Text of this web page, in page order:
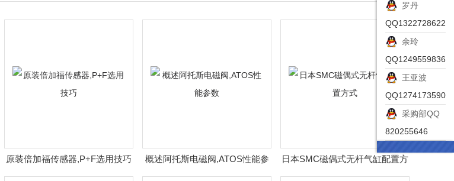
原装倍加福传感器,P+F选用技巧
概述阿托斯电磁阀,ATOS性能参
数
日本SMC磁偶式无杆气缸配置方
式
罗丹
QQ1322728622
余玲
QQ1249559836
王亚波
QQ1274173590
采购部QQ
820255646